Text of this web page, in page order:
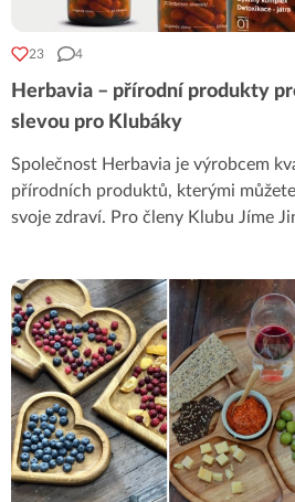
23 4
Herbavia – přírodní produkty
slevou pro Klubáky
Společnost Herbavia je výrobcem
přírodních produktů, kterými
svoje zdraví. Pro členy Klubu Jíme